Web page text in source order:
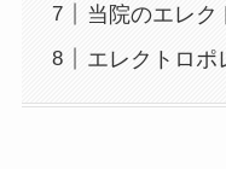
当院のエレク
エレクトロポ